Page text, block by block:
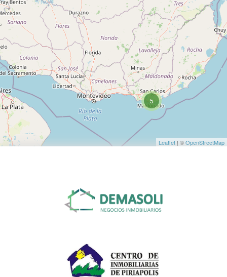
5
Leaflet | ©OpenStreetMap